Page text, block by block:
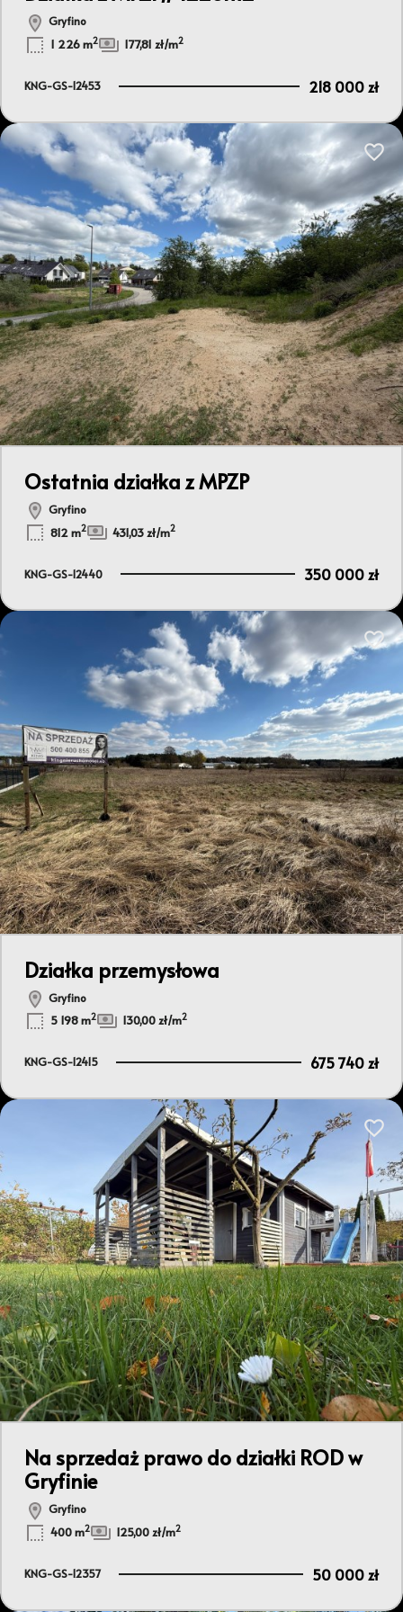
Gryfino
1 226 m2 177,81 zł/m2
KNG-GS-12453 218 000 zł
Ostatnia działka z MPZP
Gryfino
812 m2 431,03 zł/m2
KNG-GS-12440 350 000 zł
Działka przemysłowa
Gryfino
5 198 m2 130,00 zł/m2
KNG-GS-12415 675 740 zł
Na sprzedaż prawo do działki ROD w
Gryfinie
Gryfino
400 m2 125,00 zł/m2
KNG-GS-12357 50 000 zł